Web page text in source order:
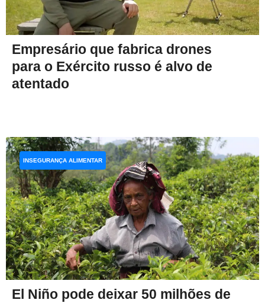
Empresário que fabrica drones
para o Exército russo é alvo de
atentado
El Niño pode deixar 50 milhões de
INSEGURANÇA ALIMENTAR